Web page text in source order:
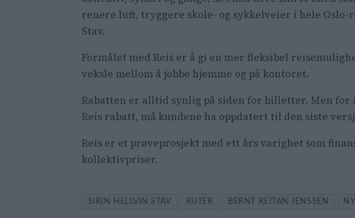
renere luft, tryggere skole- og sykkelveier i hele Oslo-
Stav.
Formålet med Reis er å gi en mer fleksibel
veksle mellom å jobbe hjemme og på kontoret.
Rabatten er alltid synlig på siden for billetter. Men for
Reis rabatt, må kundene ha oppdatert til den siste
Reis er et prøveprosjekt med ett års varighet som
kollektivpriser.
SIRIN HELLVIN STAV RUTER BERNT REITAN JENSSEN